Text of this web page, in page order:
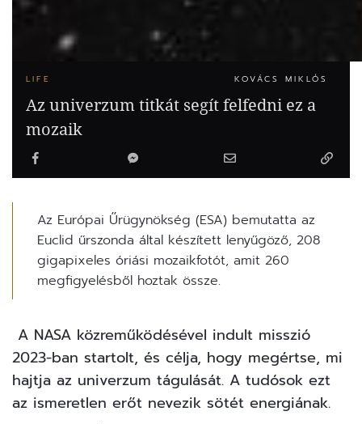
LIFE KOVÁCS MIKLÓS
Az univerzum titkát segít felfedni ez a
mozaik
Az Európai Űrügynökség (ESA) bemutatta az
Euclid űrszonda által készített lenyűgöző, 208
gigapixeles óriási mozaikfotót, amit 260
megfigyelésből hoztak össze.
A NASA közreműködésével indult misszió
2023-ban startolt, és célja, hogy megértse, mi
hajtja az univerzum tágulását. A tudósok ezt
az ismeretlen erőt nevezik sötét energiának.